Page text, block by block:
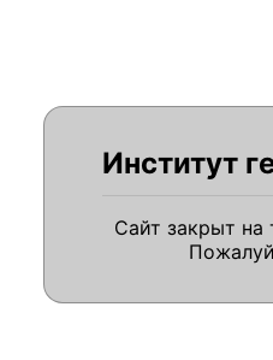
Институт
Сайт закрыт на